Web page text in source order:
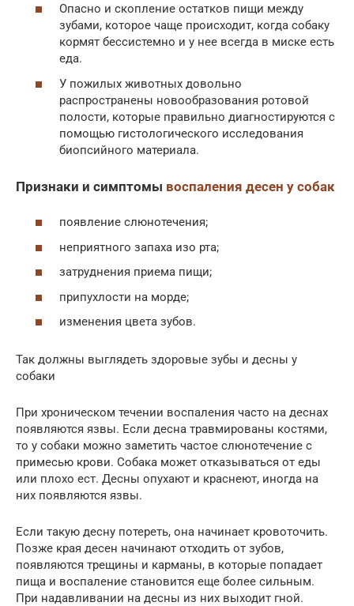
Опасно и скопление остатков пищи между
зубами, которое чаще происходит, когда собаку
кормят бессистемно и у нее всегда в миске есть
еда.
У пожилых животных довольно
распространены новообразования ротовой
полости, которые правильно диагностируются с
помощью гистологического исследования
биопсийного материала.
Признаки и симптомы воспаления десен у собак
появление слюнотечения;
неприятного запаха изо рта;
затруднения приема пищи;
припухлости на морде;
изменения цвета зубов.
Так должны выглядеть здоровые зубы и десны у
собаки
При хроническом течении воспаления часто на деснах
появляются язвы. Если десна травмированы костями,
то у собаки можно заметить частое слюнотечение с
примесью крови. Собака может отказываться от еды
или плохо ест. Десны опухают и краснеют, иногда на
них появляются язвы.
Если такую десну потереть, она начинает кровоточить.
Позже края десен начинают отходить от зубов,
появляются трещины и карманы, в которые попадает
пища и воспаление становится еще более сильным.
При надавливании на десны из них выходит гной.